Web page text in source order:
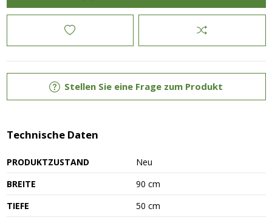
Stellen Sie eine Frage zum Produkt
Technische Daten
PRODUKTZUSTAND
Neu
BREITE
90 cm
TIEFE
50 cm